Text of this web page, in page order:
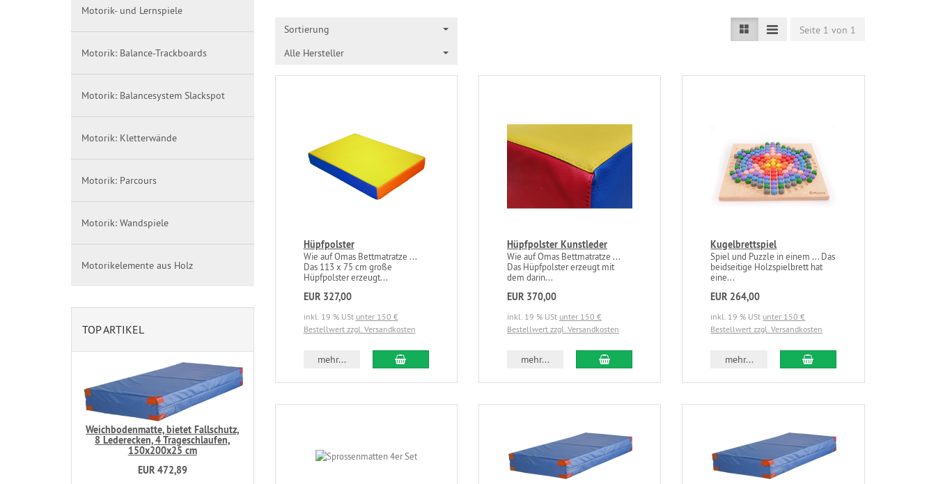
Sortierung
Alle Hersteller
Seite 1 von 1
Hüpfpolster
Wie auf Omas Bettmatratze ...
Das 113 x 75 cm große
Hüpfpolster erzeugt...
EUR 327,00
inkl. 19 % USt unter 150 €
Bestellwert zzgl. Versandkosten
mehr...
Hüpfpolster Kunstleder
Wie auf Omas Bettmatratze ...
Das Hüpfpolster erzeugt mit
dem darin...
EUR 370,00
inkl. 19 % USt unter 150 €
Bestellwert zzgl. Versandkosten
mehr...
Kugelbrettspiel
Spiel und Puzzle in einem ... Das
beidseitige Holzspielbrett hat
eine...
EUR 264,00
inkl. 19 % USt unter 150 €
Bestellwert zzgl. Versandkosten
mehr...
Motorik- und Lernspiele
Motorik: Balance-Trackboards
Motorik: Balancesystem Slackspot
Motorik: Kletterwände
Motorik: Parcours
Motorik: Wandspiele
Motorikelemente aus Holz
TOP ARTIKEL
Weichbodenmatte, bietet Fallschutz,
8 Lederecken, 4 Trageschlaufen,
150x200x25 cm
EUR 472,89